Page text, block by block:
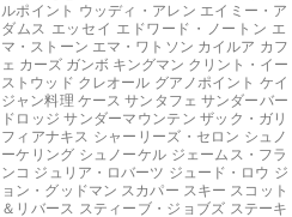
ルポイント
ウッディ・アレン エイミー・ア
ダムス
エッセイ エドワード・ノートン エ
マ・ストーン エマ・ワトソン カイルア カフ
ェ カーズ ガンボ キングマン クリント・イー
ストウッド クレオール グアノポイント ケイ
ジャン料理 ケース サンタフェ サンダーバー
ドロッジ サンダーマウンテン ザック・ガリ
フィアナキス シャーリーズ・セロン シュノ
ーケリング シュノーケル ジェームス・フラ
ンコ ジュリア・ロバーツ ジュード・ロウ ジ
ョン・グッドマン スカパー スキー スコット
＆リバース
スティーブ・ジョブズ ステーキ